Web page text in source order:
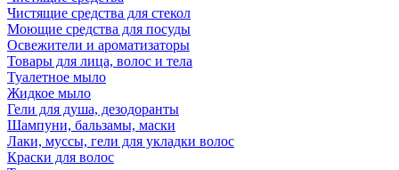
Чистящие средства для стекол
Моющие средства для посуды
Освежители и ароматизаторы
Товары для лица, волос и тела
Туалетное мыло
Жидкое мыло
Гели для душа, дезодоранты
Шампуни, бальзамы, маски
Лаки, муссы, гели для укладки волос
Краски для волос